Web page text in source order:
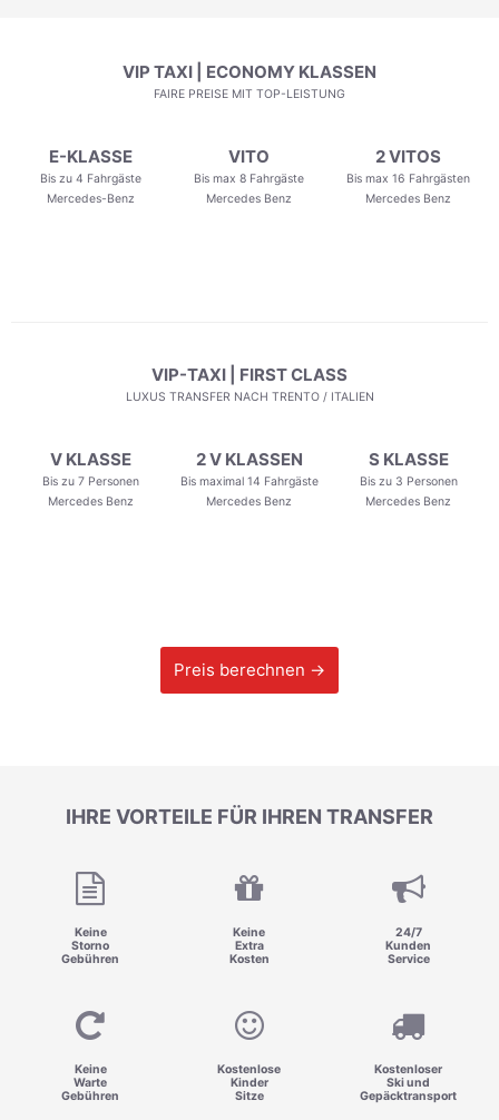
VIP TAXI | ECONOMY KLASSEN
FAIRE PREISE MIT TOP-LEISTUNG
E-KLASSE
Bis zu 4 Fahrgäste
Mercedes-Benz
VITO
Bis max 8 Fahrgäste
Mercedes Benz
2 VITOS
Bis max 16 Fahrgästen
Mercedes Benz
VIP-TAXI | FIRST CLASS
LUXUS TRANSFER NACH TRENTO / ITALIEN
V KLASSE
Bis zu 7 Personen
Mercedes Benz
2 V KLASSEN
Bis maximal 14 Fahrgäste
Mercedes Benz
S KLASSE
Bis zu 3 Personen
Mercedes Benz
Preis berechnen →
IHRE VORTEILE FÜR IHREN TRANSFER
Keine
Storno
Gebühren
Keine
Extra
Kosten
24/7
Kunden
Service
Keine
Warte
Gebühren
Kostenlose
Kinder
Sitze
Kostenloser
Ski und
Gepäcktransport